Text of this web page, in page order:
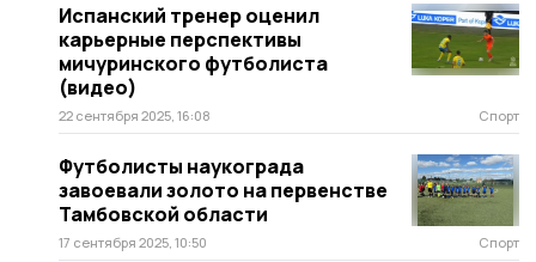
Испанский тренер оценил
карьерные перспективы
мичуринского футболиста
(видео)
22 сентября 2025, 16:08 Спорт
Футболисты наукограда
завоевали золото на первенстве
Тамбовской области
17 сентября 2025, 10:50 Спорт